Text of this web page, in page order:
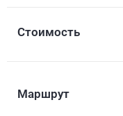
Стоимость
Маршрут